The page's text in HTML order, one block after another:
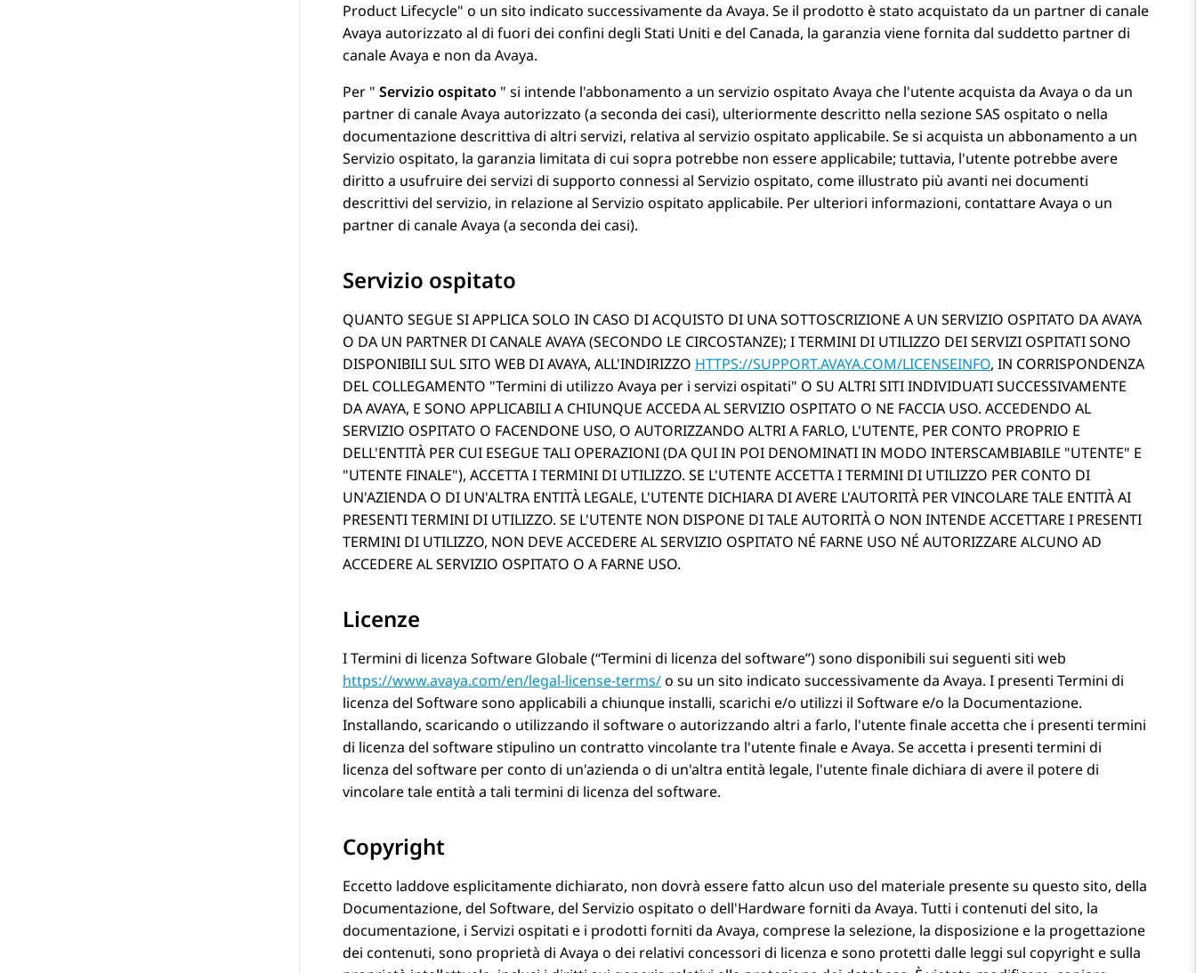
Product Lifecycle o un sito indicato successivamente da Avaya. Se il prodotto è stato acquistato da un partner di canale
Avaya autorizzato al di fuori dei confini degli Stati Uniti e del Canada, la garanzia viene fornita dal suddetto partner di
canaleAvaya e non da Avaya.
Per
Servizio ospitato si intende l'abbonamento a un servizio ospitato Avaya che l'utente acquista da Avaya o da un
partner di canale Avaya autorizzato (a seconda dei casi), ulteriormente descritto nella sezione SAS ospitato o nella
documentazione descrittiva di altri servizi, relativa al servizio ospitato applicabile. Se si acquista un abbonamento a un
Servizio ospitato, la garanzia limitata di cui sopra potrebbe non essere applicabile; tuttavia, l'utente potrebbe avere
diritto a usufruire dei servizi di supporto connessi al Servizio ospitato, come illustrato più avanti nei documenti
descrittivi del servizio, in relazione al Servizio ospitato applicabile. Per ulteriori informazioni, contattareAvaya o un
partner di canaleAvaya (a seconda dei casi).
Servizio ospitato
QUANTO SEGUE SI APPLICA SOLO IN CASO DI ACQUISTO DI UNA SOTTOSCRIZIONE A UN SERVIZIO OSPITATO DA AVAYA
O DA UN PARTNER DI CANALE AVAYA (SECONDO LE CIRCOSTANZE); I TERMINI DI UTILIZZO DEI SERVIZI OSPITATI SONO
DISPONIBILI SUL SITO WEB DI AVAYA, ALL'INDIRIZZO HTTPS://SUPPORT.AVAYA.COM/LICENSEINFO, IN CORRISPONDENZA
DEL COLLEGAMENTO Termini di utilizzo Avaya per i servizi ospitati O SU ALTRI SITI INDIVIDUATI SUCCESSIVAMENTE
DA AVAYA, E SONO APPLICABILI A CHIUNQUE ACCEDA AL SERVIZIO OSPITATO O NE FACCIA USO. ACCEDENDO AL
SERVIZIO OSPITATO O FACENDONE USO, O AUTORIZZANDO ALTRI A FARLO, L'UTENTE, PER CONTO PROPRIO E
DELL'ENTITÀ PER CUI ESEGUE TALI OPERAZIONI (DA QUI IN POI DENOMINATI IN MODO INTERSCAMBIABILE UTENTE E
UTENTE FINALE ), ACCETTA I TERMINI DI UTILIZZO. SE L'UTENTE ACCETTA I TERMINI DI UTILIZZO PER CONTO DI
UN'AZIENDA O DI UN'ALTRA ENTITÀ LEGALE, L'UTENTE DICHIARA DI AVERE L'AUTORITÀ PER VINCOLARE TALE ENTITÀ AI
PRESENTI TERMINI DI UTILIZZO. SE L'UTENTE NON DISPONE DI TALE AUTORITÀ O NON INTENDE ACCETTARE I PRESENTI
TERMINI DI UTILIZZO, NON DEVE ACCEDERE AL SERVIZIO OSPITATO NÉ FARNE USO NÉ AUTORIZZARE ALCUNO AD
ACCEDERE AL SERVIZIO OSPITATO O A FARNE USO.
Licenze
I Termini di licenza Software Globale (“Termini di licenza del software”) sono disponibili sui seguenti siti web
https://www.avaya.com/en/legal-license-terms/o su un sito indicato successivamente da Avaya. I presenti Termini di
licenza del Software sono applicabili a chiunque installi, scarichi e/o utilizzi il Software e/o la Documentazione.
Installando, scaricando o utilizzando il software o autorizzando altri a farlo, l'utente finale accetta che i presenti termini
di licenza del software stipulino un contratto vincolante tra l'utente finale eAvaya. Se accetta i presenti termini di
licenza del software per conto di un'azienda o di un'altra entità legale, l'utente finale dichiara di avere il potere di
vincolare tale entità a tali termini di licenza del software.
Copyright
Eccetto laddove esplicitamente dichiarato, non dovrà essere fatto alcun uso del materiale presente su questo sito, della
Documentazione, del Software, del Servizio ospitato o dell'Hardware forniti da Avaya. Tutti i contenuti del sito, la
documentazione, i Servizi ospitati e i prodotti forniti da Avaya, comprese la selezione, la disposizione e la progettazione
dei contenuti, sono proprietà di Avaya o dei relativi concessori di licenza e sono protetti dalle leggi sul copyright e sulla